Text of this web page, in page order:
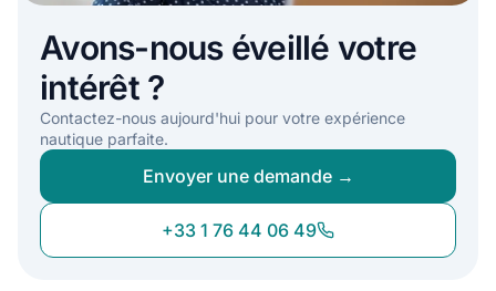
Avons-nous éveillé votre
intérêt ?
Contactez-nous aujourd'hui pour votre expérience
nautique parfaite.
Envoyer une demande →
+33 1 76 44 06 49